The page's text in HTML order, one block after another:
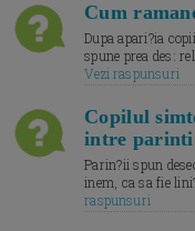
Cum
Dupa apari?ia
spune prea des:
Vezi raspunsuri
Copilul
intre parinti
Parin?ii spun
inem, ca sa fie
raspunsuri